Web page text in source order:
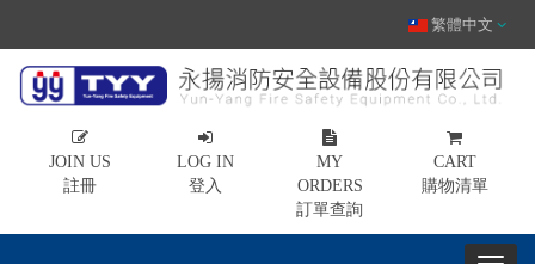
繁體中文
JOIN US
註冊
LOG IN
登入
MY
ORDERS
訂單查詢
CART
購物清單